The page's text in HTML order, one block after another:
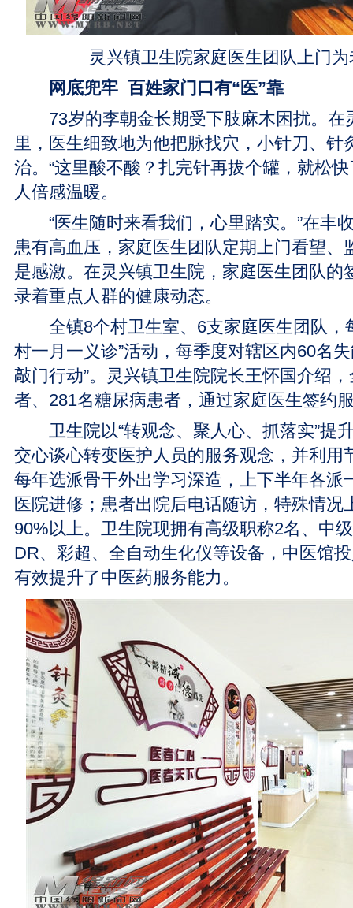
灵兴镇卫生院家庭医生团队上门
网底兜牢 百姓家门口有“医”靠
73岁的李朝金长期受下肢麻木困扰。在
里，医生细致地为他把脉找穴，小针刀、针
治。“这里酸不酸？扎完针再拔个罐，就松
人倍感温暖。
“医生随时来看我们，心里踏实。”在丰
患有高血压，家庭医生团队定期上门看望、
是感激。在灵兴镇卫生院，家庭医生团队的
录着重点人群的健康动态。
全镇8个村卫生室、6支家庭医生团队，
村一月一义诊”活动，每季度对辖区内60名
敲门行动”。灵兴镇卫生院院长王怀国介绍
者、281名糖尿病患者，通过家庭医生签约
卫生院以“转观念、聚人心、抓落实”提
交心谈心转变医护人员的服务观念，并利用
每年选派骨干外出学习深造，上下半年各派
医院进修；患者出院后电话随访，特殊情况
90%以上。卫生院现拥有高级职称2名、中
DR、彩超、全自动生化仪等设备，中医馆
有效提升了中医药服务能力。